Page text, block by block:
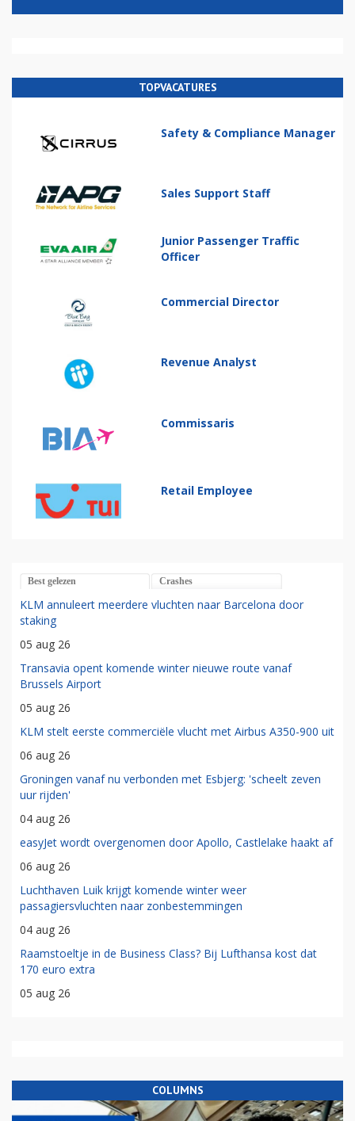
TOPVACATURES
Safety & Compliance Manager
Sales Support Staff
Junior Passenger Traffic
Officer
Commercial Director
Revenue Analyst
Commissaris
Retail Employee
Best gelezen Crashes
KLM annuleert meerdere vluchten naar Barcelona door
staking
05 aug 26
Transavia opent komende winter nieuwe route vanaf
Brussels Airport
05 aug 26
KLM stelt eerste commerciële vlucht met Airbus A350-900 uit
06 aug 26
Groningen vanaf nu verbonden met Esbjerg: 'scheelt zeven
uur rijden'
04 aug 26
easyJet wordt overgenomen door Apollo, Castlelake haakt af
06 aug 26
Luchthaven Luik krijgt komende winter weer
passagiersvluchten naar zonbestemmingen
04 aug 26
Raamstoeltje in de Business Class? Bij Lufthansa kost dat
170 euro extra
05 aug 26
COLUMNS